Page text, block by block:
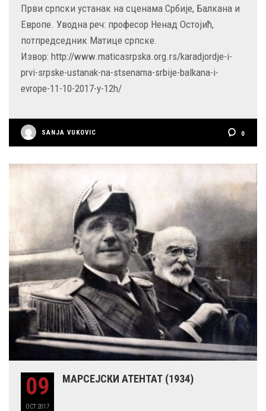
Први српски устанак на сценама Србије, Балкана и
Европе. Уводна реч: професор Ненад Остојић,
потпредседник Матице српске.
Извор: http://www.maticasrpska.org.rs/karadjordje-i-
prvi-srpske-ustanak-na-stsenama-srbije-balkana-i-
evrope-11-10-2017-y-12h/
SANJA VUKOVIC 0
09
OCT 2017
МАРСЕЈСКИ АТЕНТАТ (1934)